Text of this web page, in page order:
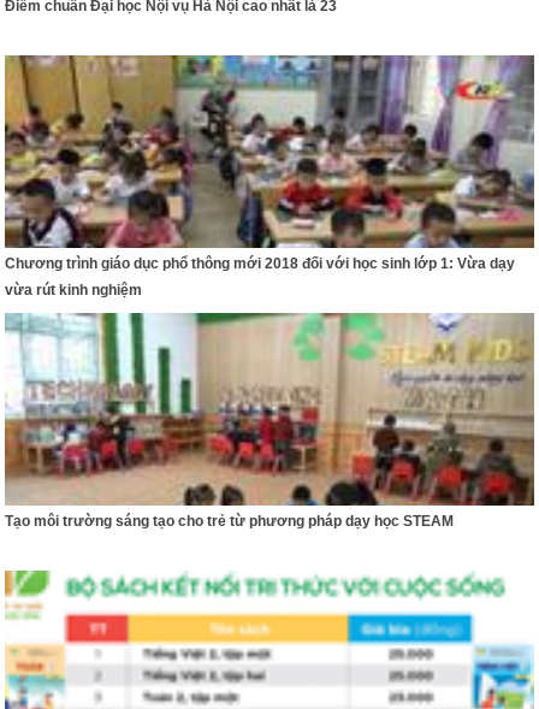
​Điểm chuẩn Đại học Nội vụ Hà Nội cao nhất là 23
Chương trình giáo dục phổ thông mới 2018 đối với học sinh lớp 1: Vừa dạy
vừa rút kinh nghiệm
Tạo môi trường sáng tạo cho trẻ từ phương pháp dạy học STEAM